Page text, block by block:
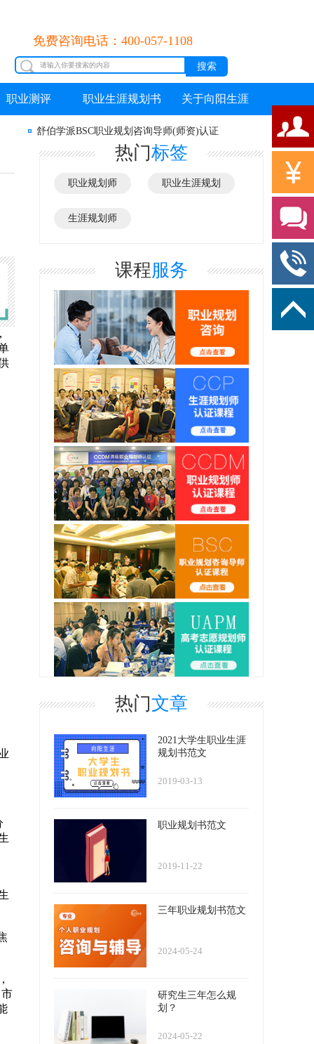
免费咨询电话：400-057-1108
职业测评 职业生涯规划书 关于向阳生涯
舒伯学派BSC职业规划咨询导师(师资)认证
热门标签
职业规划师 职业生涯规划
生涯规划师
课程服务
热门文章
2021大学生职业生涯
规划书范文
2019-03-13
职业规划书范文
2019-11-22
三年职业规划书范文
2024-05-24
研究生三年怎么规
划？
2024-05-22